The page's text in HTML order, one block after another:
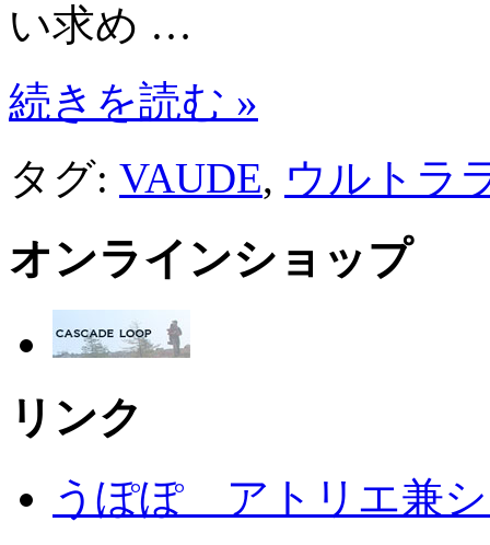
い求め …
続きを読む »
タグ: VAUDE, ウルトラ
オンラインショップ
リンク
うぽぽ アトリエ兼